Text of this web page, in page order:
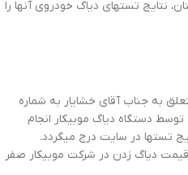
نتایج تستهای دیاگ خودروی آنها را
۲ (هاچ بک) متعلق به جناب آقای خشایار به شماره
رایگان توسط دستگاه دیاگ موبیکار انجام
تستها در سایت درج میگردد.
دیاگ زدن در شرکت موبیکار صفر